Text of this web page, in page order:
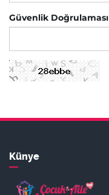
Güvenlik Doğrulaması
Künye